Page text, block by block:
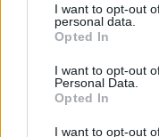
not limited to your visit
grant or deny consent
use your data for
consent section.
I want to opt-out
personal data.
Opted In
I want to opt-out
Personal Data.
Opted In
I want to opt-out
1 mars 3.00 –
2 mars 2.00 –
3 mars 1.45 –
skidor
4 mars 0.30 –
5 mars 5.10 –